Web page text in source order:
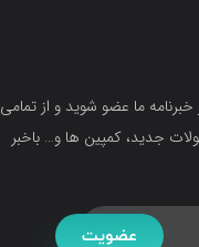
خبرنامه ما عضو شوید و از تمامی
جدید، کمپین ها و… باخبر
عضویت